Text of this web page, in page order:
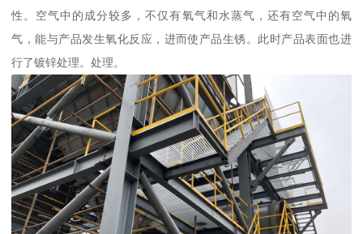
性。空气中的成分较多，不仅有氧气和水蒸气，还有空气中的氧
气，能与产品发生氧化反应，进而使产品生锈。此时产品表面也进
行了镀锌处理。处理。